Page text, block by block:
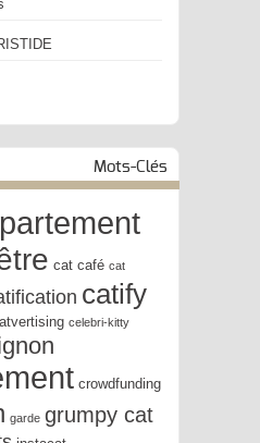
Mots-Clés
cat café cat
catify
celebri-kitty
crowdfunding
garde grumpy cat